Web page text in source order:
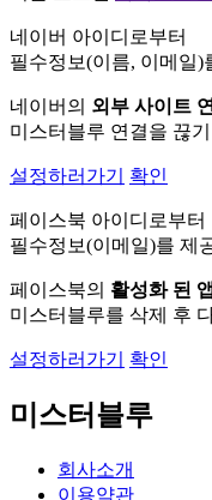
네이버 아이디로부터
필수정보(이름, 이메일)
네이버의 외부 사이트
미스터블루 연결을 끊
설정하러가기 확인
페이스북 아이디로부터
필수정보(이메일)를 제
페이스북의 활성화 된
미스터블루를 삭제 후
설정하러가기 확인
미스터블루
회사소개
이용약관